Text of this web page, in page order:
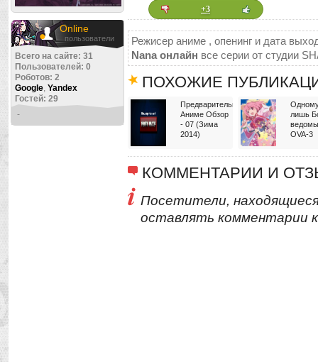
Online
пользователи
Всего на сайте: 31
Пользователей: 0
Роботов: 2
Google, Yandex
Гостей: 29
-
+3
Режисер аниме , опенинг и дата
Nana онлайн все серии от студии
ПОХОЖИЕ
Предварительный
Аниме Обзор
- 07 (Зима
2014)
лишь
OVA-3
КОММЕНТАРИИ И
Посетители,
оставлять комментарии